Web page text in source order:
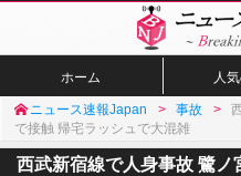
ホーム 人
ニュース速報Japan 事故
で接触 帰宅ラッシュで大混雑
西武新宿線で人身事故 鷺ノ